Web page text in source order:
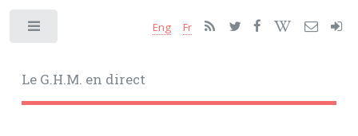
Le G.H.M. en direct
Eng Fr